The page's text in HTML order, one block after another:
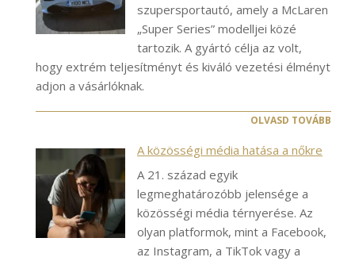
szupersportautó, amely a McLaren
„Super Series” modelljei közé
tartozik. A gyártó célja az volt,
hogy extrém teljesítményt és kiváló vezetési élményt
adjon a vásárlóknak.
OLVASD TOVÁBB
A közösségi média hatása a nőkre
A 21. század egyik
legmeghatározóbb jelensége a
közösségi média térnyerése. Az
olyan platformok, mint a Facebook,
az Instagram, a TikTok vagy a